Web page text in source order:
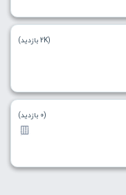
(2K بازدید)
(0 بازدید)